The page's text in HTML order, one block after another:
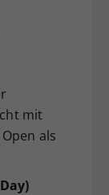
mit
als